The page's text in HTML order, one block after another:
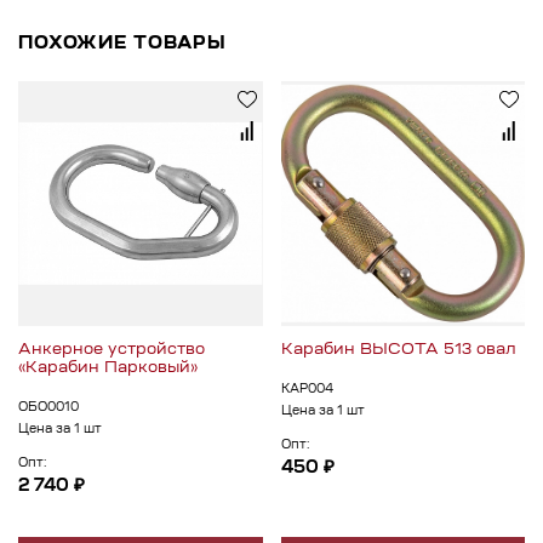
ПОХОЖИЕ ТОВАРЫ
Анкерное устройство
«Карабин Парковый»
ОБО0010
Цена за 1 шт
Опт:
2 740 ₽
Карабин ВЫСОТА 513 овал
КАР004
Цена за 1 шт
Опт:
450 ₽